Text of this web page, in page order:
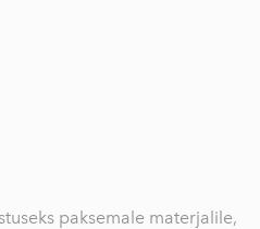
paksemale materjalile,